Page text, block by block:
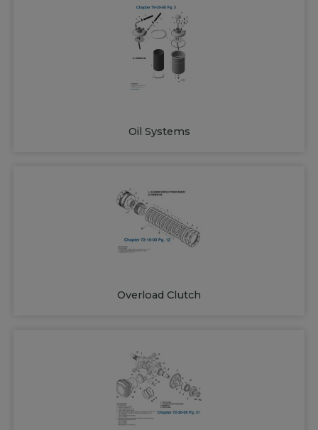
Oil Systems
Overload Clutch